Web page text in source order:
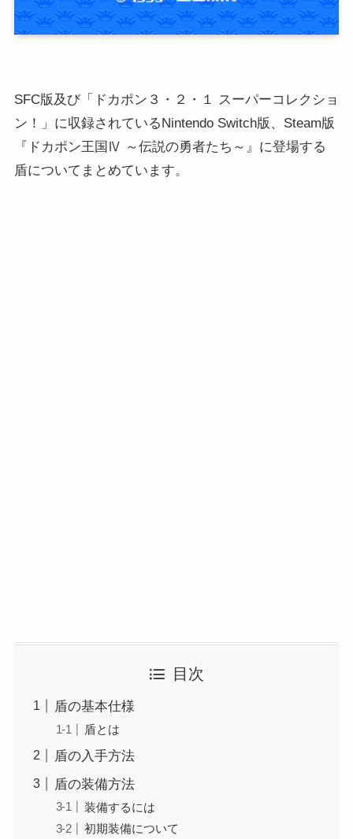
SFC版及び「ドカポン３・２・１ スーパーコレクショ
ン！」に収録されているNintendo Switch版、Steam版
『ドカポン王国Ⅳ ～伝説の勇者たち～』に登場する
盾についてまとめています。
目次
盾の基本仕様
盾とは
盾の入手方法
盾の装備方法
装備するには
初期装備について